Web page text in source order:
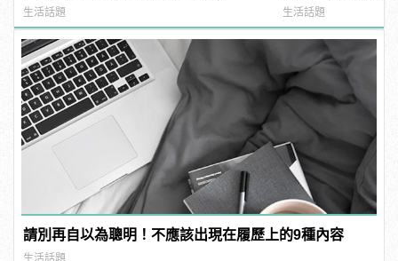
生活話題 生活話題
請別再自以為聰明！不應該出現在履歷上的9種內容